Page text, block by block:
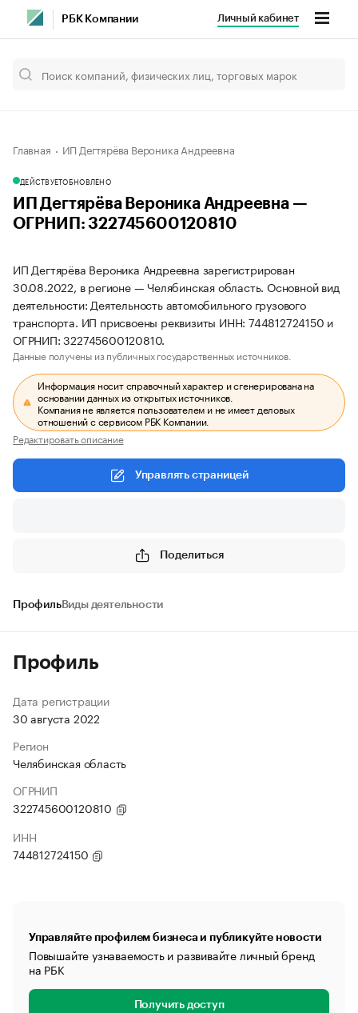
РБК Компании Личный кабинет
Главная ИП Дегтярёва Вероника Андреевна
ДЕЙСТВУЕТОБНОВЛЕНО
ИП Дегтярёва Вероника Андреевна —
ОГРНИП: 322745600120810
ИП Дегтярёва Вероника Андреевна зарегистрирован
30.08.2022, в регионе — Челябинская область. Основной вид
деятельности: Деятельность автомобильного грузового
транспорта. ИП присвоены реквизиты ИНН: 744812724150 и
ОГРНИП: 322745600120810.
Данные получены из публичных государственных источников.
Информация носит справочный характер и сгенерирована на
основании данных из открытых источников.
Компания не является пользователем и не имеет деловых
отношений с сервисом РБК Компании.
Редактировать описание
Управлять страницей
Поделиться
ПрофильВиды деятельности
Профиль
Дата регистрации
30 августа 2022
Регион
Челябинская область
ОГРНИП
322745600120810
ИНН
744812724150
Управляйте профилем бизнеса и публикуйте новости
Повышайте узнаваемость и развивайте личный бренд
на РБК
Получить доступ